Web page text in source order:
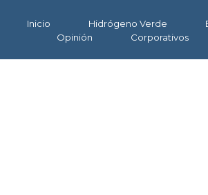
Inicio Hidrógeno Verde
Opinión
Corporativos